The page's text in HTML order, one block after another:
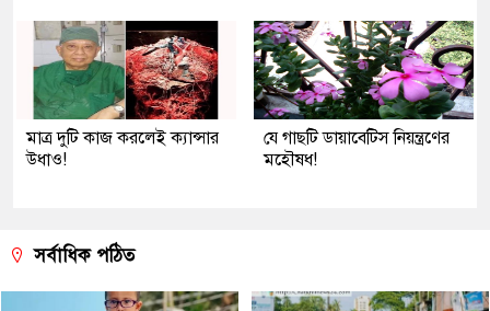
মাত্র দুটি কাজ করলেই ক্যান্সার
উধাও!
যে গাছটি ডায়াবেটিস নিয়ন্ত্রণের
মহৌষধ!
সর্বাধিক পঠিত